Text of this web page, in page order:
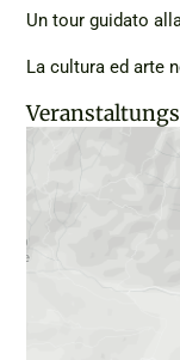
Un tour guidato
La cultura ed arte